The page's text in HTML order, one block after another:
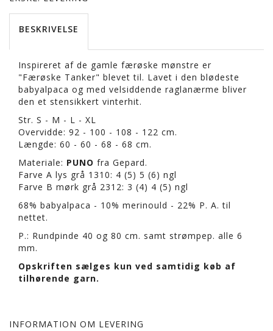
BESKRIVELSE
Inspireret af de gamle færøske mønstre er
"Færøske Tanker" blevet til. Lavet i den blødeste
babyalpaca og med velsiddende raglanærme bliver
den et stensikkert vinterhit.
Str. S - M - L - XL
Overvidde: 92 - 100 - 108 - 122 cm.
Længde: 60 - 60 - 68 - 68 cm.
Materiale: PUNO fra Gepard.
Farve A lys grå 1310: 4 (5) 5 (6) ngl
Farve B mørk grå 2312: 3 (4) 4 (5) ngl
68% babyalpaca - 10% merinould - 22% P. A. til
nettet.
P.: Rundpinde 40 og 80 cm. samt strømpep. alle 6
mm.
Opskriften sælges kun ved samtidig køb af
tilhørende garn.
INFORMATION OM LEVERING